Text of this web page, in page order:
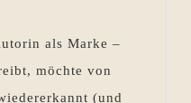
als Marke –
möchte von
(und